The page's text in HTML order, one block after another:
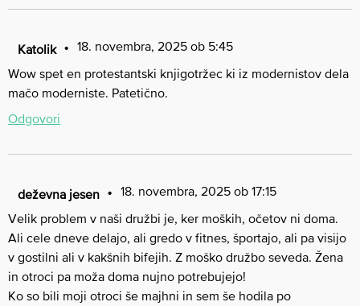
Katolik
18. novembra, 2025 ob 5:45
Wow spet en protestantski knjigotržec ki iz modernistov dela
mačo moderniste. Patetično.
Odgovori
deževna jesen
18. novembra, 2025 ob 17:15
Velik problem v naši družbi je, ker moških, očetov ni doma.
Ali cele dneve delajo, ali gredo v fitnes, športajo, ali pa visijo
v gostilni ali v kakšnih bifejih. Z moško družbo seveda. Žena
in otroci pa moža doma nujno potrebujejo!
Ko so bili moji otroci še majhni in sem še hodila po